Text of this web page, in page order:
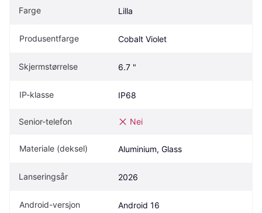
Farge Lilla
Produsentfarge Cobalt Violet
Skjermstørrelse 6.7 "
IP-klasse IP68
Senior-telefon Nei
Materiale (deksel) Aluminium, Glass
Lanseringsår 2026
Android-versjon Android 16